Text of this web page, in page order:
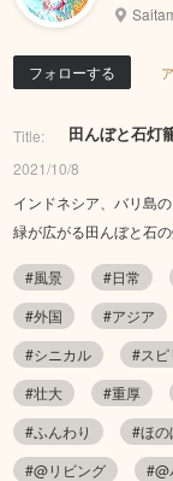
フォローする
Title: 田んぼと石灯
2021/10/8
インドネシア、バリ島の
緑が広がる田んぼと石の
#風景 #日常
#外国
#アジア
#シニカル
#ス
#壮大
#重厚
#ふんわり
#ほの
#@リビング
#@